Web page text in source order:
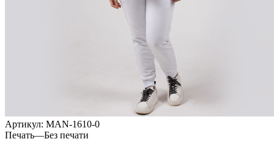
Артикул: MAN-1610-0
Печать—Без печати